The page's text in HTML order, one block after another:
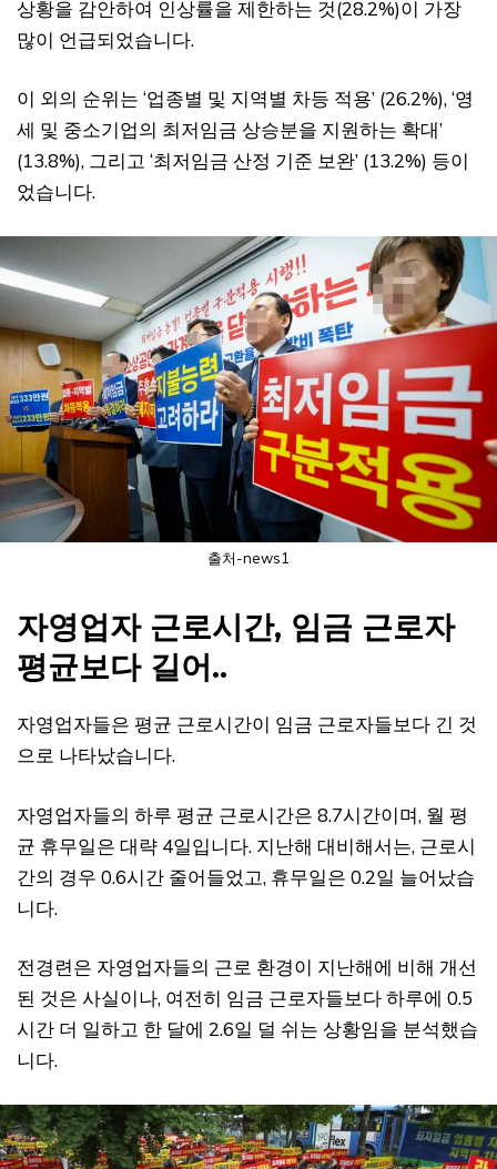
상황을 감안하여 인상률을 제한하는 것(28.2%)이 가장
많이 언급되었습니다.
이 외의 순위는 ‘업종별 및 지역별 차등 적용’ (26.2%), ‘영
세 및 중소기업의 최저임금 상승분을 지원하는 확대’
(13.8%), 그리고 ‘최저임금 산정 기준 보완’ (13.2%) 등이
었습니다.
출처-news1
자영업자 근로시간, 임금 근로자
평균보다 길어..
자영업자들은 평균 근로시간이 임금 근로자들보다 긴 것
으로 나타났습니다.
자영업자들의 하루 평균 근로시간은 8.7시간이며, 월 평
균 휴무일은 대략 4일입니다. 지난해 대비해서는, 근로시
간의 경우 0.6시간 줄어들었고, 휴무일은 0.2일 늘어났습
니다.
전경련은 자영업자들의 근로 환경이 지난해에 비해 개선
된 것은 사실이나, 여전히 임금 근로자들보다 하루에 0.5
시간 더 일하고 한 달에 2.6일 덜 쉬는 상황임을 분석했습
니다.